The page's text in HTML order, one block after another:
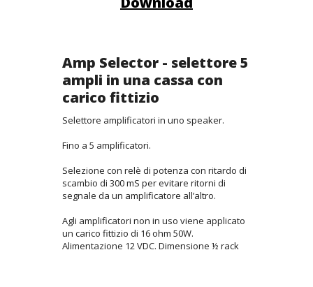
Amp Selector - selettore 5
ampli in una cassa con
carico fittizio
Selettore amplificatori in uno speaker.
Fino a 5 amplificatori.
Selezione con relè di potenza con ritardo di
scambio di 300 mS per evitare ritorni di
segnale da un amplificatore all’altro.
Agli amplificatori non in uso viene applicato
un carico fittizio di 16 ohm 50W.
Alimentazione 12 VDC. Dimensione ½ rack